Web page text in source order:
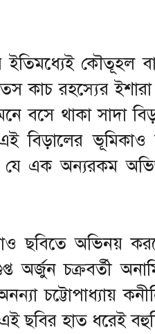
ইতিমধ্যেই কৌতূহল
কাচ রহস্যের
বসে থাকা সাদা
বিড়ালের
যে এক অন্যরকম
ছবিতে অভিনয়
অর্জুন চক্রবর্তী
চট্টোপাধ্যায়
ছবির হাত ধরেই